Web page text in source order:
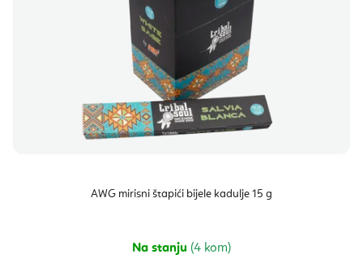
AWG mirisni štapići bijele kadulje 15 g
Na stanju (4 kom)